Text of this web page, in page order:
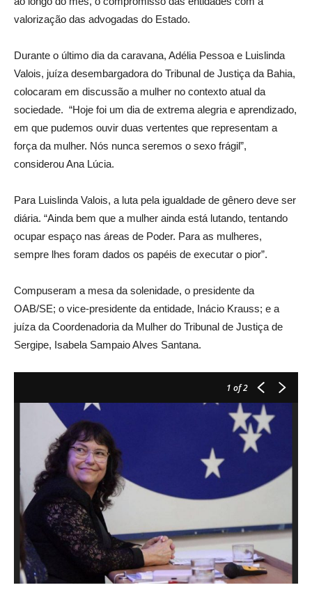
valorização das advogadas do Estado.
Durante o último dia da caravana, Adélia Pessoa e Luislinda
Valois, juíza desembargadora do Tribunal de Justiça da Bahia,
colocaram em discussão a mulher no contexto atual da
sociedade. “Hoje foi um dia de extrema alegria e aprendizado,
em que pudemos ouvir duas vertentes que representam a
força da mulher. Nós nunca seremos o sexo frágil”,
considerou Ana Lúcia.
Para Luislinda Valois, a luta pela igualdade de gênero deve ser
diária. “Ainda bem que a mulher ainda está lutando, tentando
ocupar espaço nas áreas de Poder. Para as mulheres,
sempre lhes foram dados os papéis de executar o pior”.
Compuseram a mesa da solenidade, o presidente da
OAB/SE; o vice-presidente da entidade, Inácio Krauss; e a
juíza da Coordenadoria da Mulher do Tribunal de Justiça de
Sergipe, Isabela Sampaio Alves Santana.
1 of 2